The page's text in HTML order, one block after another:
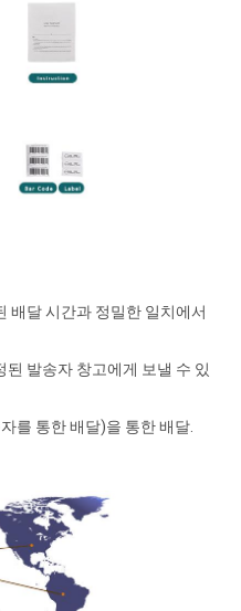
배달 시간과 정밀한 일치에서
발송자 창고에게 보낼 수 있
를 통한 배달)을 통한 배달.